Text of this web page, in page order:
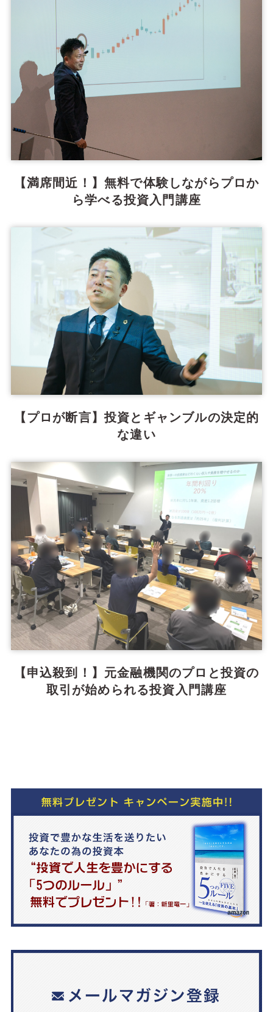
【満席間近！】無料で体験しながらプロか
ら学べる投資入門講座
【プロが断言】投資とギャンブルの決定的
な違い
【申込殺到！】元金融機関のプロと投資の
取引が始められる投資入門講座